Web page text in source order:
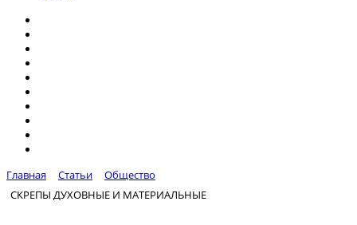
Главная Статьи
Общество
СКРЕПЫ ДУХОВНЫЕ И МАТЕРИАЛЬНЫЕ